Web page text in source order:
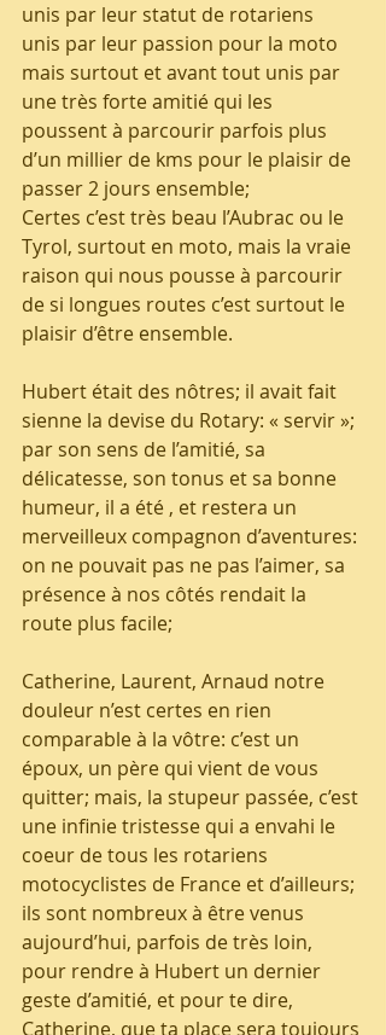
unis par leur statut de rotariens
unis par leur passion pour la moto
mais surtout et avant tout unis par
une très forte amitié qui les
poussent à parcourir parfois plus
d’un millier de kms pour le plaisir de
passer 2 jours ensemble;
Certes c’est très beau l’Aubrac ou le
Tyrol, surtout en moto, mais la vraie
raison qui nous pousse à parcourir
de si longues routes c’est surtout le
plaisir d’être ensemble.
Hubert était des nôtres; il avait fait
sienne la devise du Rotary: « servir »;
par son sens de l’amitié, sa
délicatesse, son tonus et sa bonne
humeur, il a été , et restera un
merveilleux compagnon d’aventures:
on ne pouvait pas ne pas l’aimer, sa
présence à nos côtés rendait la
route plus facile;
Catherine, Laurent, Arnaud notre
douleur n’est certes en rien
comparable à la vôtre: c’est un
époux, un père qui vient de vous
quitter; mais, la stupeur passée, c’est
une infinie tristesse qui a envahi le
coeur de tous les rotariens
motocyclistes de France et d’ailleurs;
ils sont nombreux à être venus
aujourd’hui, parfois de très loin,
pour rendre à Hubert un dernier
geste d’amitié, et pour te dire,
Catherine, que ta place sera toujours